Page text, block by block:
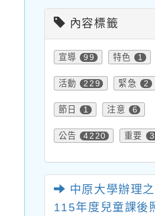
內容標籤
宣導 99 特色 1
活動 229 緊急 2
節日 1 注意 6
公告 4220 重要
中原大學辦理
115年度兒童課後
立圖書館「數
要想想」巡迴
(桃園場)
國立清華
閱讀素養
及師資培